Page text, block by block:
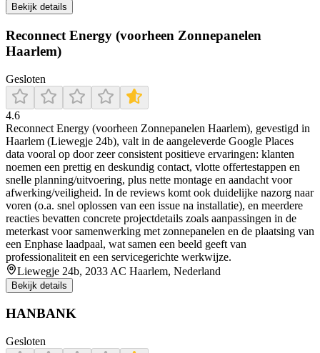
Bekijk details
Reconnect Energy (voorheen Zonnepanelen
Haarlem)
Gesloten
4.6
Reconnect Energy (voorheen Zonnepanelen Haarlem), gevestigd in
Haarlem (Liewegje 24b), valt in de aangeleverde Google Places
data vooral op door zeer consistent positieve ervaringen: klanten
noemen een prettig en deskundig contact, vlotte offertestappen en
snelle planning/uitvoering, plus nette montage en aandacht voor
afwerking/veiligheid. In de reviews komt ook duidelijke nazorg naar
voren (o.a. snel oplossen van een issue na installatie), en meerdere
reacties bevatten concrete projectdetails zoals aanpassingen in de
meterkast voor samenwerking met zonnepanelen en de plaatsing van
een Enphase laadpaal, wat samen een beeld geeft van
professionaliteit en een servicegerichte werkwijze.
Liewegje 24b, 2033 AC Haarlem, Nederland
Bekijk details
HANBANK
Gesloten